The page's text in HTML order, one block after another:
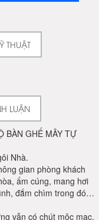
THUẬT
LUẬN
BÀN GHẾ MÂY TỰ
Nhà.
gian phòng khách
ấm cúng, mang hơi
đắm chìm trong đó…
vẫn có chút mộc mạc,